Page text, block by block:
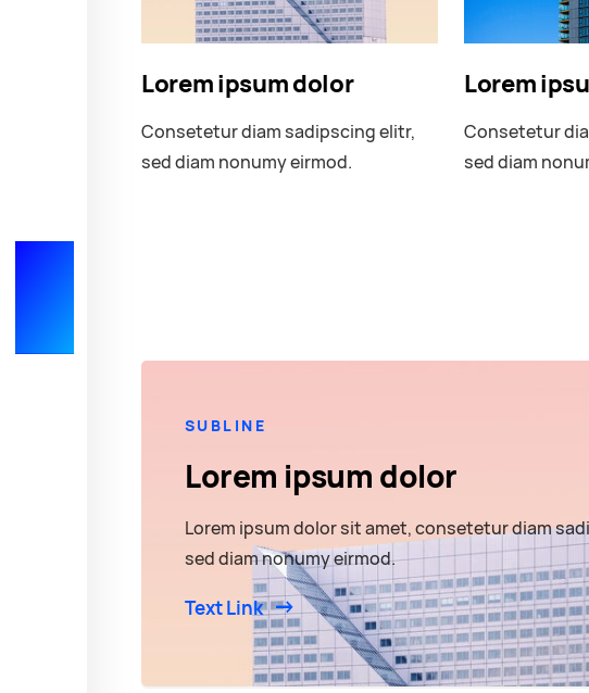
RTHNK⁺
Lorem ipsum dolor
Consetetur diam sadipscing elitr,
sed diam nonumy eirmod.
Lorem
Consetetur
sed diam
SUBLINE
Lorem ipsum dolor
Lorem ipsum dolor sit amet, consetetur diam
sed diam nonumy eirmod.
Text Link